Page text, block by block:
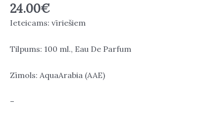
24.00€
Ieteicams: vīriešiem
Tilpums: 100 ml., Eau De Parfum
Zīmols: AquaArabia (AAE)
–